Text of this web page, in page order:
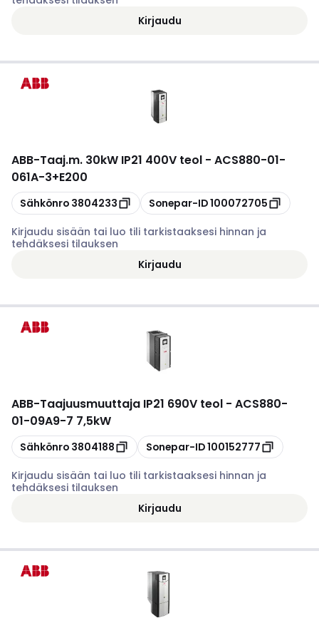
Kirjaudu
ABB-Taaj.m. 30kW IP21 400V teol - ACS880-01-
061A-3+E200
Kopioi
Sähkönro 3804233 Kopioi
Sonepar-ID100072705
Kirjaudu sisään tai luo tili tarkistaaksesi hinnan ja
tehdäksesi tilauksen
Kirjaudu
ABB-Taajuusmuuttaja IP21 690V teol - ACS880-
01-09A9-7 7,5kW
Kopioi
Sähkönro 3804188 Kopioi
Sonepar-ID100152777
Kirjaudu sisään tai luo tili tarkistaaksesi hinnan ja
tehdäksesi tilauksen
Kirjaudu